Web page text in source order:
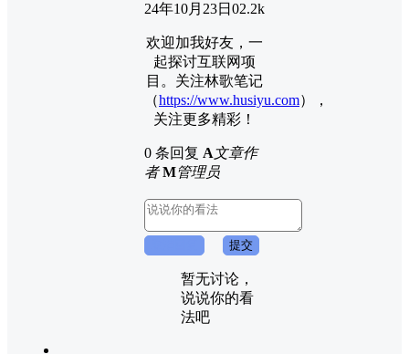
24年10月23日 02.2k
欢迎加我好友，一
起探讨互联网项
目。关注林歌笔记
（https://www.husiyu.com），
关注更多精彩！
0 条回复 A文章作
者 M管理员
提交
暂无讨论，
说说你的看
法吧